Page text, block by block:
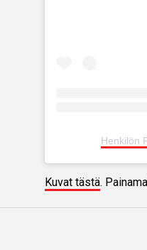
Henkilön
Kuvat tästä.